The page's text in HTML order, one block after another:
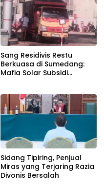
Sang Residivis Restu
Berkuasa di Sumedang:
Mafia Solar Subsidi
Bungkam
Sidang Tipiring, Penjual
Miras yang Terjaring Razia
Divonis Bersalah